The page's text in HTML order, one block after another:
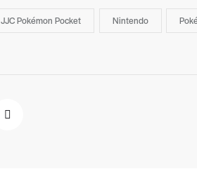
JJC Pokémon Pocket Nintendo